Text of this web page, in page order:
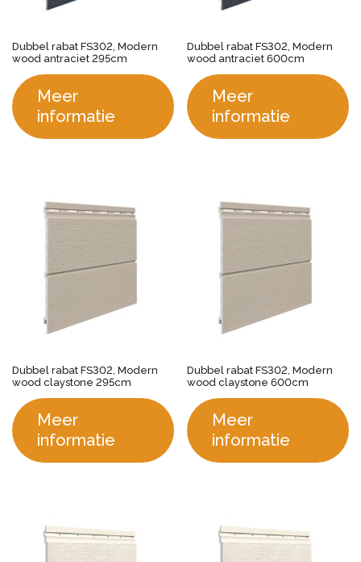
Dubbel rabat FS302, Modern
wood antraciet 295cm
Meer
informatie
Dubbel rabat FS302, Modern
wood antraciet 600cm
Meer
informatie
Dubbel rabat FS302, Modern
wood claystone 295cm
Meer
informatie
Dubbel rabat FS302, Modern
wood claystone 600cm
Meer
informatie